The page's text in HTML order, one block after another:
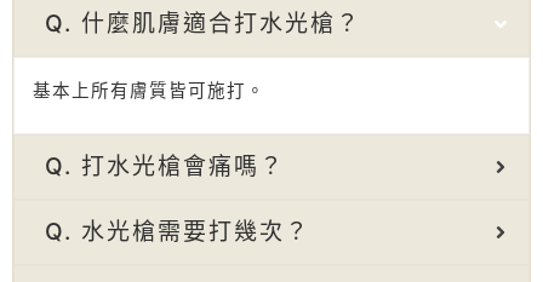
Q. 什麼肌膚適合打水光槍？
基本上所有膚質皆可施打。
Q. 打水光槍會痛嗎？
Q. 水光槍需要打幾次？